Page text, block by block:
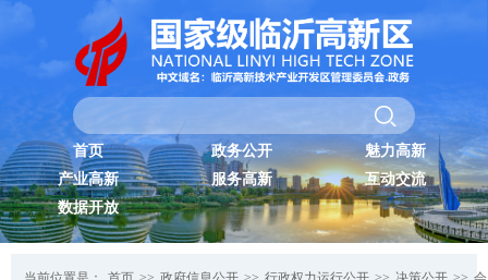
首页 政务公开
魅力高新
产业高新
服务高新
互动交流
数据开放